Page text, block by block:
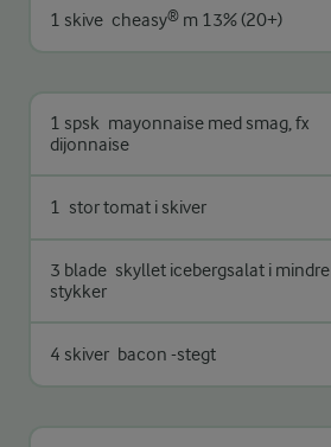
1 skive cheasy® m 13% (20+)
1 spsk mayonnaise med smag, fx
dijonnaise
1 stor tomat i skiver
3 blade skyllet icebergsalat i mindre
stykker
4 skiver bacon -stegt